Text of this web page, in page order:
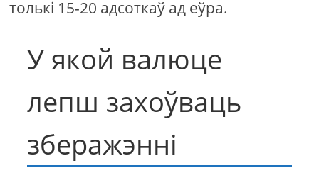
толькі 15-20 адсоткаў ад еўра.
У якой валюце
лепш захоўваць
зберажэнні